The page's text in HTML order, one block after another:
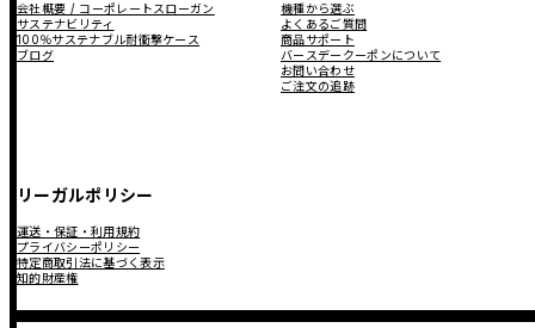
会社概要 / コーポレートスローガン
サステナビリティ
100％サステナブル耐衝撃ケース
ブログ
機種から選ぶ
よくあるご質問
商品サポート
バースデークーポンについて
お問い合わせ
ご注文の追跡
リーガルポリシー
運送・保証・利用規約
プライバシーポリシー
特定商取引法に基づく表示
知的財産権